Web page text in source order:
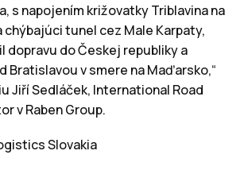
s napojením križovatky Triblavina na
tunel cez Male Karpaty,
dopravu do Českej republiky a
Bratislavou v smere na Maďarsko,“
Jiří Sedláček, International Road
v Raben Group.
Slovakia